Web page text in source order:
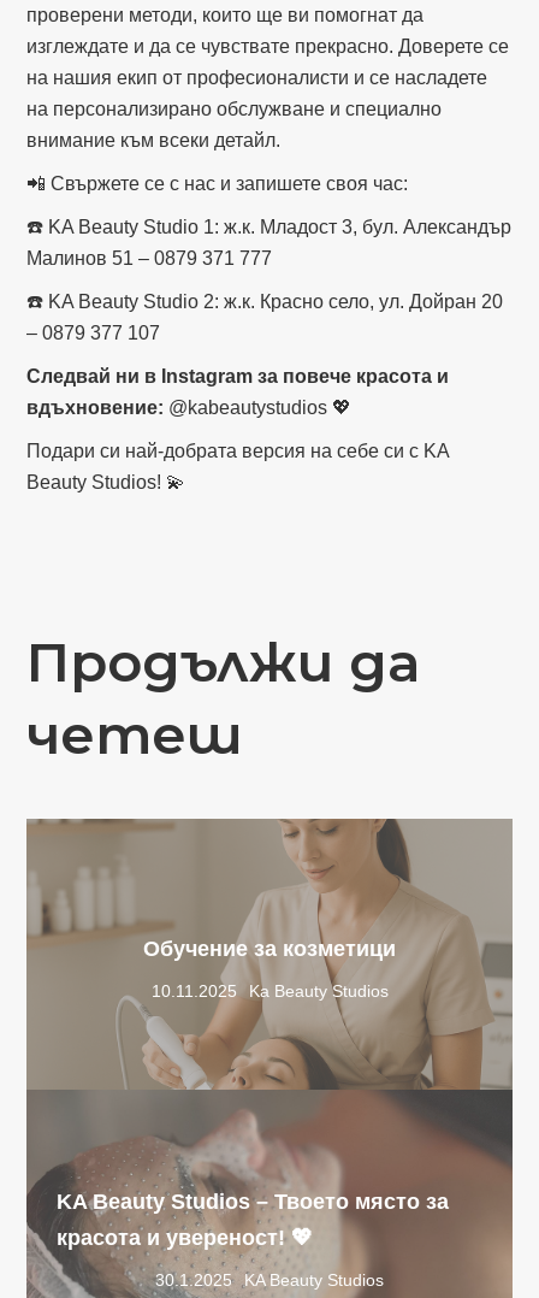
проверени методи, които ще ви помогнат да
изглеждате и да се чувствате прекрасно. Доверете се
на нашия екип от професионалисти и се насладете
на персонализирано обслужване и специално
внимание към всеки детайл.
📲 Свържете се с нас и запишете своя час:
☎️ KA Beauty Studio 1: ж.к. Младост 3, бул. Александър
Малинов 51 – 0879 371 777
☎️ KA Beauty Studio 2: ж.к. Красно село, ул. Дойран 20
– 0879 377 107
Следвай ни в Instagram за повече красота и
вдъхновение: @kabeautystudios 💖
Подари си най-добрата версия на себе си с KA
Beauty Studios! 💫
Продължи да
четеш
Обучение за козметици
10.11.2025 Ka Beauty Studios
KA Beauty Studios – Твоето място за
красота и увереност! 💖
30.1.2025 KA Beauty Studios